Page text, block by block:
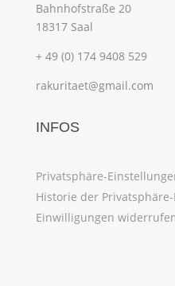
Bahnhofstraße 20
18317 Saal
+ 49 (0) 174 9408 529
rakuritaet@gmail.com
INFOS
Privatsphäre-
Historie der
Einwilligungen